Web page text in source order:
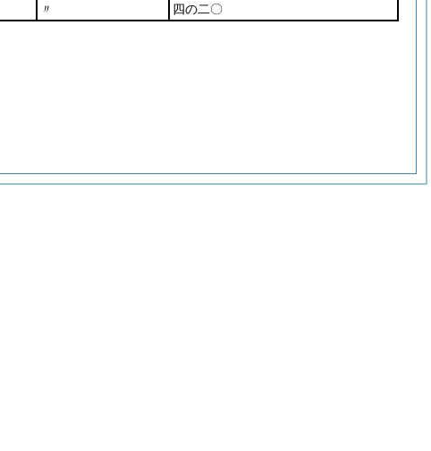
〃 四の二〇